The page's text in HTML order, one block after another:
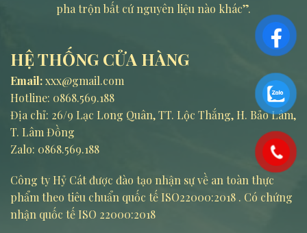
pha trộn bất cứ nguyên liệu nào khác”.
HỆ THỐNG CỬA HÀNG
Email:xxx@gmail.com
Hotline: 0868.569.188
Địa chỉ: 26/9 Lạc Long Quân, TT. Lộc Thắng, H. Bảo Lâm,
T. Lâm Đồng
Zalo: 0868.569.188
Công ty Hỷ Cát được đào tạo nhận sự về an toàn thực
phẩm theo tiêu chuẩn quốc tế ISO22000:2018 . Có chứng
nhận quốc tế ISO 22000:2018